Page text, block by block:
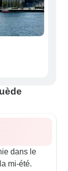
dans le
mi-été.